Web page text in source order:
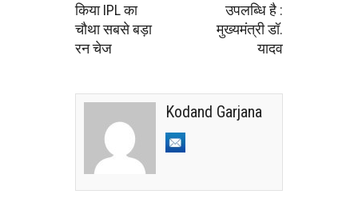
किया IPL का
चौथा सबसे बड़ा
रन चेज
उपलब्धि है :
मुख्यमंत्री डॉ.
यादव
Kodand Garjana